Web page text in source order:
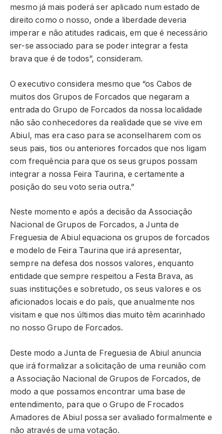
mesmo já mais poderá ser aplicado num estado de
direito como o nosso, onde a liberdade deveria
imperar e não atitudes radicais, em que é necessário
ser-se associado para se poder integrar a festa
brava que é de todos”, consideram.
O executivo considera mesmo que “os Cabos de
muitos dos Grupos de Forcados que negaram a
entrada do Grupo de Forcados da nossa localidade
não são conhecedores da realidade que se vive em
Abiul, mas era caso para se aconselharem com os
seus pais, tios ou anteriores forcados que nos ligam
com frequência para que os seus grupos possam
integrar a nossa Feira Taurina, e certamente a
posição do seu voto seria outra.”
Neste momento e após a decisão da Associação
Nacional de Grupos de Forcados, a Junta de
Freguesia de Abiul equaciona os grupos de forcados
e modelo de Feira Taurina que irá apresentar,
sempre na defesa dos nossos valores, enquanto
entidade que sempre respeitou a Festa Brava, as
suas instituições e sobretudo, os seus valores e os
aficionados locais e do país, que anualmente nos
visitam e que nos últimos dias muito têm acarinhado
no nosso Grupo de Forcados.
Deste modo a Junta de Freguesia de Abiul anuncia
que irá formalizar a solicitação de uma reunião com
a Associação Nacional de Grupos de Forcados, de
modo a que possamos encontrar uma base de
entendimento, para que o Grupo de Frocados
Amadores de Abiul possa ser avaliado formalmente e
não através de uma votação.